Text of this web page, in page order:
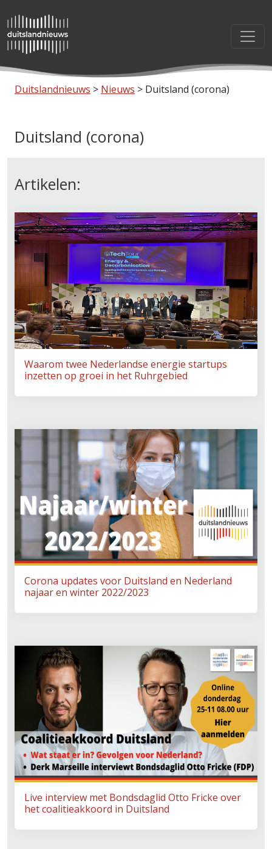
Duitslandnieuws > Nieuws > Duitsland (corona)
Duitsland (corona)
Artikelen:
Waarom twee Nederlandse energie startups
inzetten op groei in het Ruhrgebied
Corona updates voor Duitsland en Nederland
najaar en winter 2022/2023
Live interview met Bondsdaglid Otto Fricke over
het coalitieakkoord in Duitsland